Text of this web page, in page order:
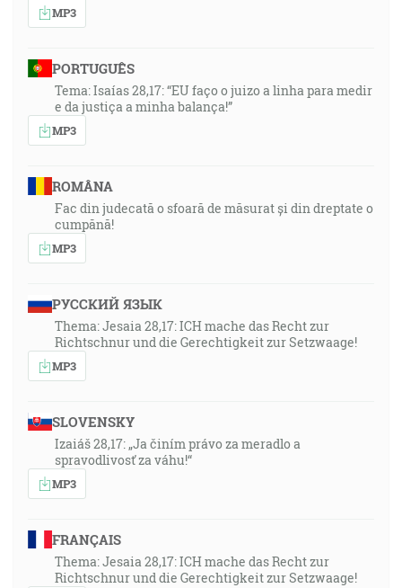
MP3
PORTUGUÊS
Tema: Isaías 28,17: “EU faço o juizo a linha para medir
e da justiça a minha balança!”
MP3
ROMÂNA
Fac din judecată o sfoară de măsurat și din dreptate o
cumpănă!
MP3
РУССКИЙ ЯЗЫК
Thema: Jesaia 28,17: ICH mache das Recht zur
Richtschnur und die Gerechtigkeit zur Setzwaage!
MP3
SLOVENSKY
Izaiáš 28,17: „Ja činím právo za meradlo a
spravodlivosť za váhu!“
MP3
FRANÇAIS
Thema: Jesaia 28,17: ICH mache das Recht zur
Richtschnur und die Gerechtigkeit zur Setzwaage!